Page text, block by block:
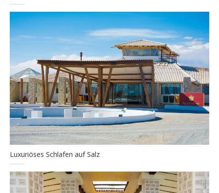
Luxuriöses Schlafen auf Salz